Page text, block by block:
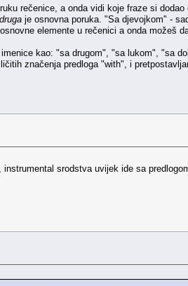
rečenice, a onda vidi koje fraze si
je osnovna poruka. "Sa djevojkom" -
elemente u rečenici a onda možeš
kao: "sa drugom", "sa lukom", "sa
značenja predloga "with", i
srodstva uvijek ide sa